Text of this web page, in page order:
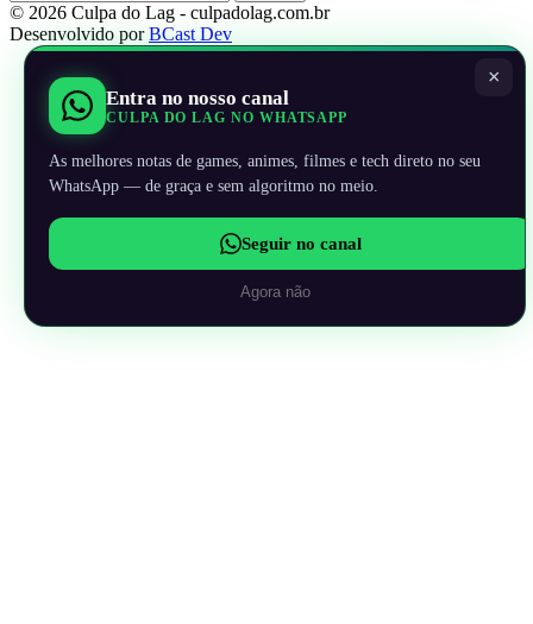
© 2026 Culpa do Lag - culpadolag.com.br
Desenvolvido porBCast Dev
×
Entra no nosso canal
CULPA DO LAG NO WHATSAPP
As melhores notas de games, animes, filmes e tech direto no seu
WhatsApp — de graça e sem algoritmo no meio.
Seguir no canal
Agora não